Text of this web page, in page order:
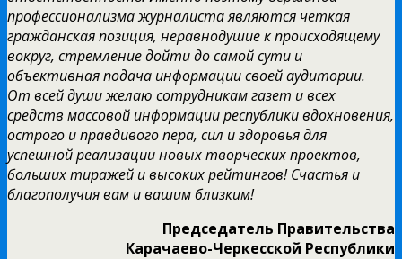
профессионализма журналиста являются четкая
гражданская позиция, неравнодушие к происходящему
вокруг, стремление дойти до самой сути и
объективная подача информации своей аудитории.
От всей души желаю сотрудникам газет и всех
средств массовой информации республики вдохновения,
острого и правдивого пера, сил и здоровья для
успешной реализации новых творческих проектов,
больших тиражей и высоких рейтингов! Счастья и
благополучия вам и вашим близким!
Председатель Правительства
Карачаево-Черкесской Республики